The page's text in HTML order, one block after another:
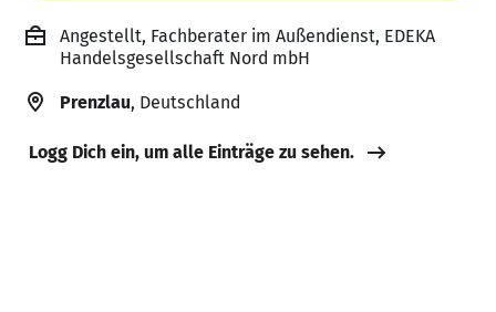
Angestellt, Fachberater im Außendienst, EDEKA
Handelsgesellschaft Nord mbH
Prenzlau, Deutschland
Logg Dich ein, um alle Einträge zu sehen.